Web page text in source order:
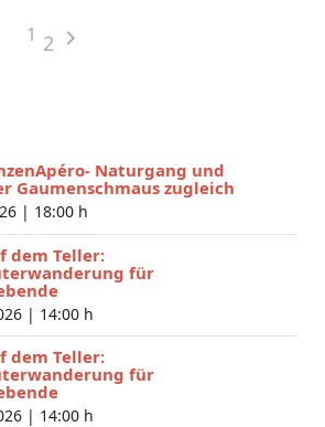
1 2
Naturgang und
Gaumenschmaus zugleich
| 18:00 h
dem Teller:
für
| 14:00 h
dem Teller:
für
| 14:00 h